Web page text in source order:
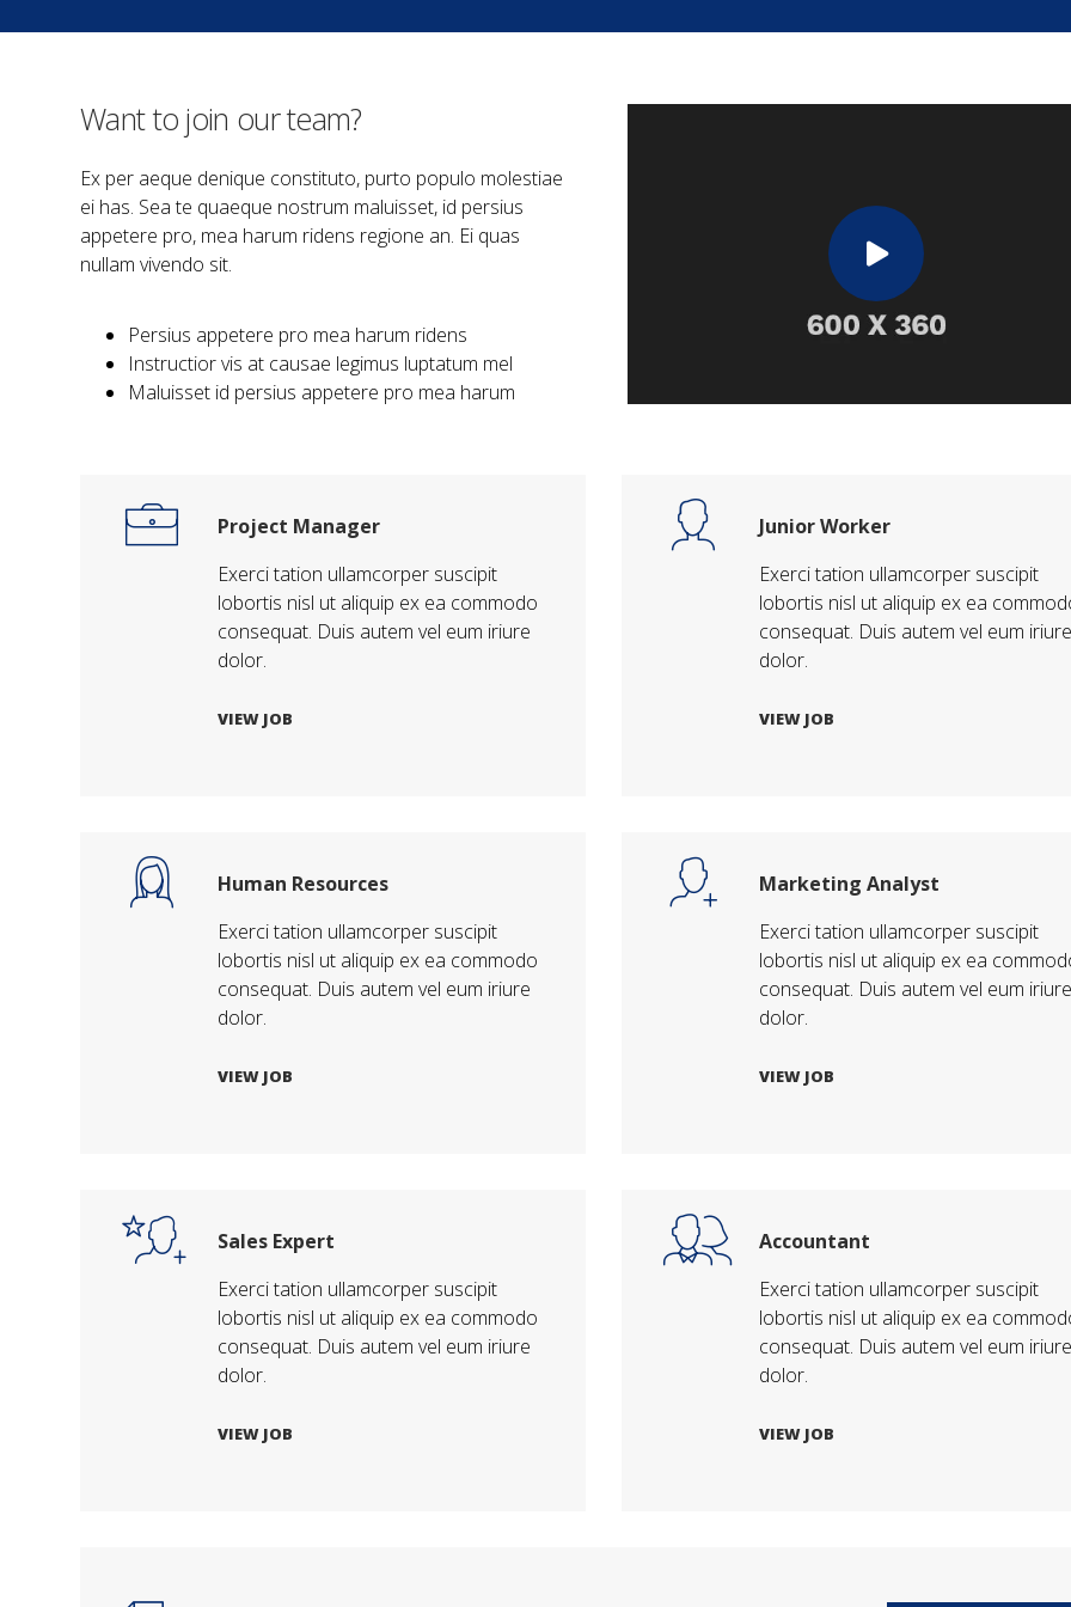
Want to join our team?
Ex per aeque denique constituto, purto populo molestiae
ei has. Sea te quaeque nostrum maluisset, id persius
appetere pro, mea harum ridens regione an. Ei quas
nullam vivendo sit.
Persius appetere pro mea harum ridens
Instructior vis at causae legimus luptatum mel
Maluisset id persius appetere pro mea harum
Project Manager
Exerci tation ullamcorper suscipit
lobortis nisl ut aliquip ex ea commodo
consequat. Duis autem vel eum iriure
dolor.
VIEW JOB
Junior Worker
Exerci tation ullamcorper suscipit
lobortis nisl ut aliquip ex ea
consequat. Duis autem vel eum iriure
dolor.
VIEW JOB
Human Resources
Exerci tation ullamcorper suscipit
lobortis nisl ut aliquip ex ea commodo
consequat. Duis autem vel eum iriure
dolor.
VIEW JOB
Marketing Analyst
Exerci tation ullamcorper suscipit
lobortis nisl ut aliquip ex ea
consequat. Duis autem vel eum iriure
dolor.
VIEW JOB
Sales Expert
Exerci tation ullamcorper suscipit
lobortis nisl ut aliquip ex ea commodo
consequat. Duis autem vel eum iriure
dolor.
VIEW JOB
Accountant
Exerci tation ullamcorper suscipit
lobortis nisl ut aliquip ex ea
consequat. Duis autem vel eum iriure
dolor.
VIEW JOB